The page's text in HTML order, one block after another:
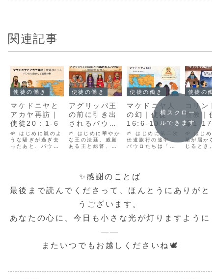
関連記事
使徒の働き
マケドニヤと
アカヤ再訪｜
使徒20：1-6
🌱 はじめに嵐のよ
うな騒ぎが過ぎ去
ったあと、パウロ
再訪でした。マケ
み重ねられた地
を、パウロはもう
使徒の働き
アグリッパ王
の前に引き出
されるパウロ
｜使徒
25:23–26:32
🌱 はじめに華やか
な王の法廷。威厳
ある王と総督、重
人が立たされま
す。それが、使徒
の出来事は、人の
場」に見えます
が、神さまの目に
は救いの証しの場
でした。恐れと緊
使徒の働き
マケドニヤ人
の幻｜使徒
16:6-10
🌱 はじめに第二次
伝道旅行の途中、
パウロたちは「行
ニヤでもなく、ど
か分からない――
つの幻を通して、
彼らに新しい道を
示されました。そ
れが「マケドニ...
使徒の働
コリント
宣教｜使
章1-17節
🌱 はじめに
葉が届かな
じるとき。
けてくださ
ウロの強さ
く、弱さの
横スクロー
ルできます
✨感謝のことば
最後まで読んでくださって、ほんとうにありがと
うございます。
あなたの心に、今日も小さな光が灯りますように
――
またいつでもお越しくださいね🕊️